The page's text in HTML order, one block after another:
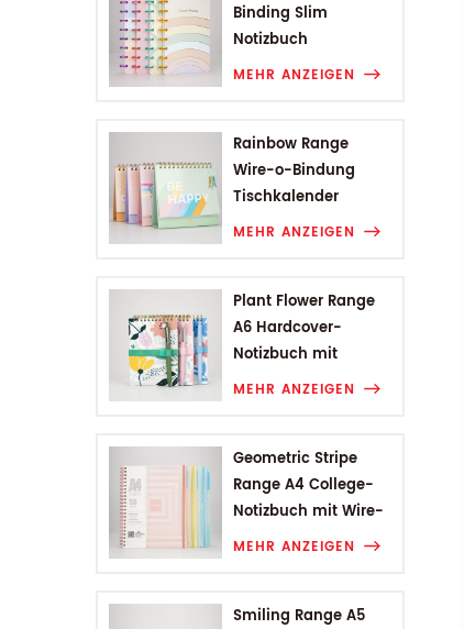
Binding Slim
Notizbuch
MEHR ANZEIGEN
Rainbow Range
Wire-o-Bindung
Tischkalender
MEHR ANZEIGEN
Plant Flower Range
A6 Hardcover-
Notizbuch mit
Drahtbindung
MEHR ANZEIGEN
Geometric Stripe
Range A4 College-
Notizbuch mit Wire-
O-Bindung
MEHR ANZEIGEN
Smiling Range A5